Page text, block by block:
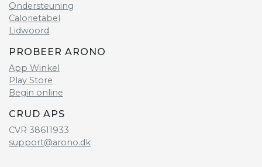
Ondersteuning
Calorietabel
Lidwoord
PROBEER ARONO
App Winkel
Play Store
Begin online
CRUD APS
CVR 38611933
support@arono.dk